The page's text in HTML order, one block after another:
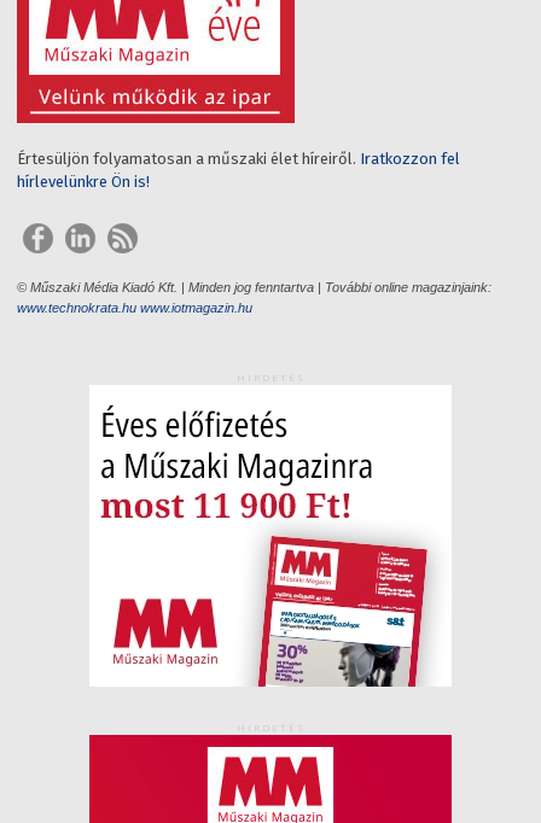
Értesüljön folyamatosan a műszaki élet híreiről. Iratkozzon fel
hírlevelünkre Ön is!
© Műszaki Média Kiadó Kft. | Minden jog fenntartva | További online magazinjaink:
www.technokrata.hu www.iotmagazin.hu
HIRDETÉS
HIRDETÉS